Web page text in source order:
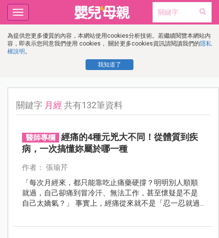
為提供您更多優質的內容，本網站使用cookies分析技術。若繼續閱覽本網站內
容，即表示您同意我們使用 cookies， 關於更多cookies資訊請閱讀我們的隱私
權說明 。
我知道了
Toggle
navigation
關鍵字 月經 共有132筆資料
醫師專欄
經痛的4種元兇大不同！從體質到疾
病，一次搞懂妳屬於哪一種
作者： 張瑜芹
「每次月經來，都只能靠吃止痛藥硬撐？明明別人順順
就過，自己卻痛到冒冷汗、無法工作，甚至懷疑是不是
自己太嬌氣？」 事實上，經痛從來就不是「忍一忍就過